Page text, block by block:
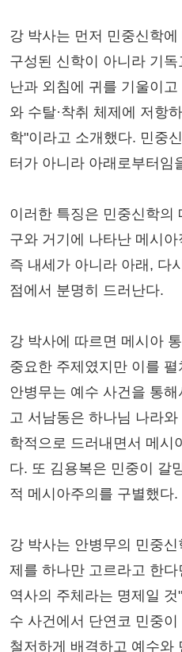
강 박사는 먼저 민중신학
구성된 신학이 아니라 기
난과 외침에 귀를 기울이
와 수탈·착취 체제에 저항
학"이라고 소개했다. 민중
터가 아니라 아래로부터임
이러한 특징은 민중신학의
구와 거기에 나타난 메시
즉 내세가 아니라 아래, 다
점에서 분명히 드러난다.
강 박사에 따르면 메시아
중요한 주제였지만 이를
안병무는 예수 사건을 통
고 서남동은 하나님 나라
학적으로 드러내면서 메시
다. 또 김용복은 민중이 갈
적 메시아주의를 구별했다.
강 박사는 안병무의 민중
제를 하나만 고르라고 한
역사의 주체라는 명제일
수 사건에서 단연코 민중
철저하게 배격하고 예수와